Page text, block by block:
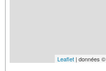
Leaflet | données ©